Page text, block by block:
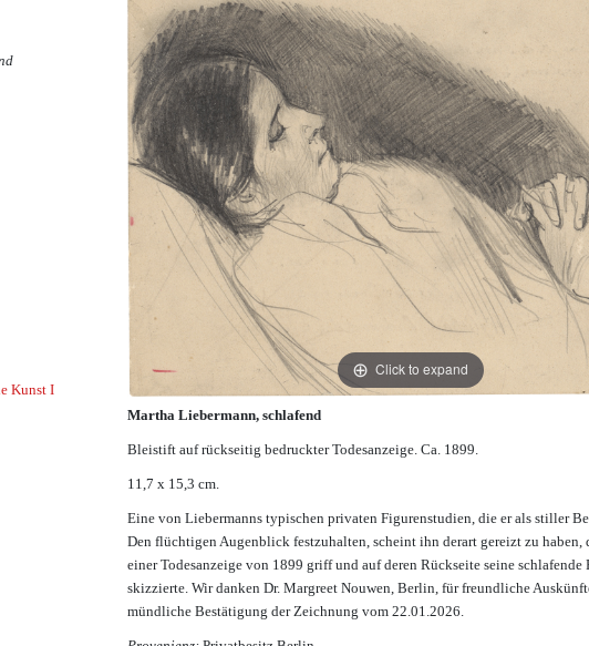
Kunst I
Click to expand
Martha Liebermann, schlafend
Bleistift auf rückseitig bedruckter Todesanzeige. Ca. 1899.
11,7 x 15,3 cm.
Eine von Liebermanns typischen privaten Figurenstudien, die er als stiller
Den flüchtigen Augenblick festzuhalten, scheint ihn derart gereizt zu haben,
einer Todesanzeige von 1899 griff und auf deren Rückseite seine schlafende
skizzierte. Wir danken Dr. Margreet Nouwen, Berlin, für freundliche
mündliche Bestätigung der Zeichnung vom 22.01.2026.